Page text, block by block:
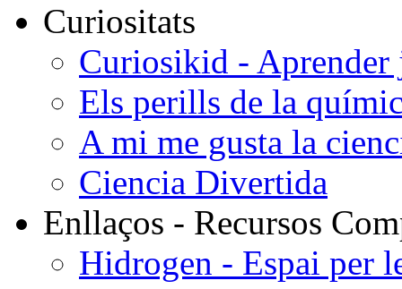
Curiositats
Curiosikid - Aprender
Els perills de la
A mi me gusta la
Ciencia Divertida
Enllaços - Recursos
Hidrogen - Espai per